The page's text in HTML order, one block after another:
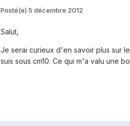
Posté(e) 5 décembre 2012
Salut,
Je serai curieux d'en savoir plus sur
suis sous cm10. Ce qui m'a valu une